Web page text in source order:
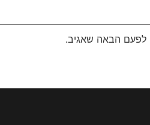
לפעם הבאה שאגיב.